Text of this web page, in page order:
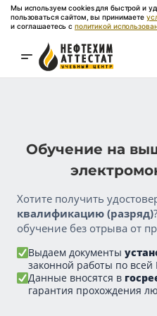
Мы используем cookies для быстрой и
пользоваться сайтом, вы принимаете
и соглашаетесь с политикой
Обучение на
Хотите получить
квалификацию (разряд)
обучение без отрыва от
Выдаем документы
законной работы по всей
Данные вносятся в
гарантия прохождения